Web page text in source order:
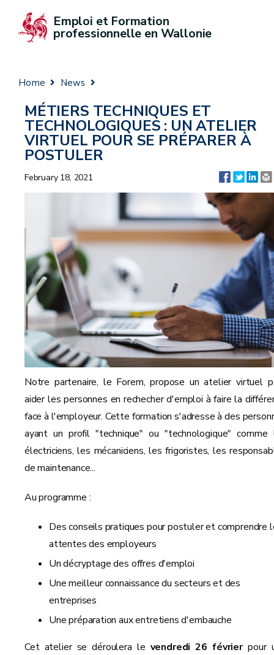
Emploi et Formation
professionnelle en Wallonie
Home News
MÉTIERS TECHNIQUES ET
TECHNOLOGIQUES : UN ATELIER
VIRTUEL POUR SE PRÉPARER À
POSTULER
February 18, 2021
Notre partenaire, le Forem, propose un atelier virtuel
aider les personnes en rechecher d'emploi à faire la
face à l'employeur. Cette formation s'adresse à des
ayant un profil "technique" ou "technologique" comme
électriciens, les mécaniciens, les frigoristes, les
de maintenance...
Au programme :
Des conseils pratiques pour postuler et comprendre
attentes des employeurs
Un décryptage des offres d'emploi
Une meilleur connaissance du secteurs et des
entreprises
Une préparation aux entretiens d'embauche
Cet atelier se déroulera le vendredi 26 févrierpour